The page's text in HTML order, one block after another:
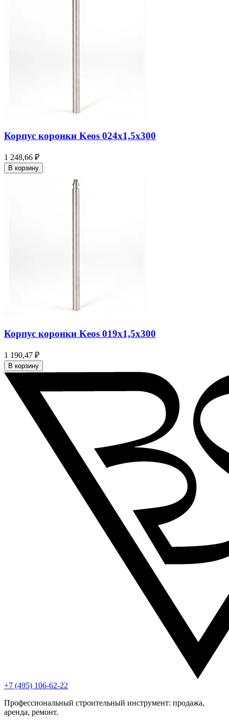
Корпус коронки Keos 024x1,5x300
1 248,66 ₽
В корзину
Корпус коронки Keos 019x1,5x300
1 190,47 ₽
В корзину
+7 (495) 106-62-22
Профессиональный строительный инструмент: продажа,
аренда, ремонт.